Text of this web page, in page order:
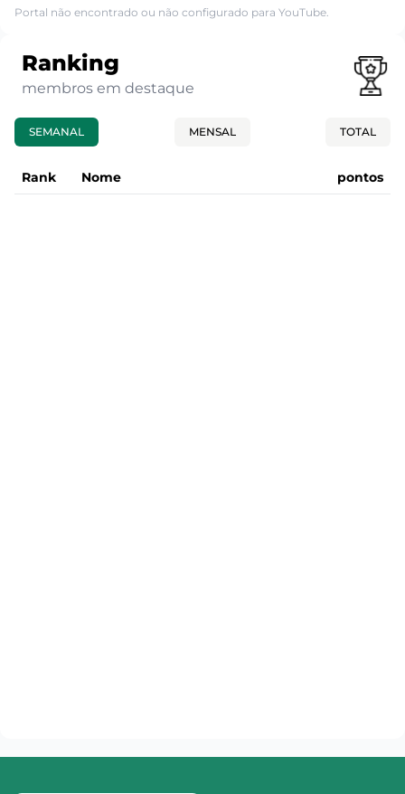
Portal não encontrado ou não configurado para YouTube.
Ranking
membros em destaque
SEMANAL MENSAL TOTAL
Rank Nome pontos